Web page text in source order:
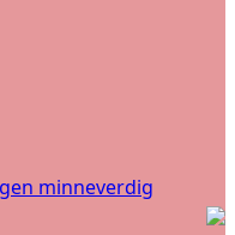
minneverdig